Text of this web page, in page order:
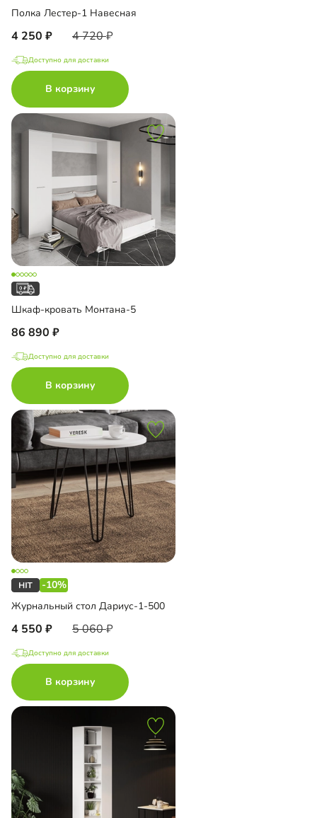
Полка Лестер-1 Навесная
4 250 4 720
Доступно для доставки
В корзину
Шкаф-кровать Монтана-5
86 890
Доступно для доставки
В корзину
-10%
Журнальный стол Дариус-1-500
4 550 5 060
Доступно для доставки
В корзину